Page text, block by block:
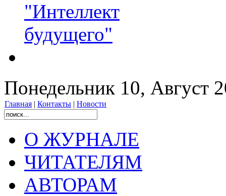
"Интеллект
будущего"
Понедельник 10, Август
Главная | Контакты | Новости
О ЖУРНАЛЕ
ЧИТАТЕЛЯМ
АВТОРАМ